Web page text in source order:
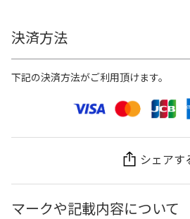
決済方法
下記の決済方法がご利用頂けます。
シェアす
マークや記載内容について